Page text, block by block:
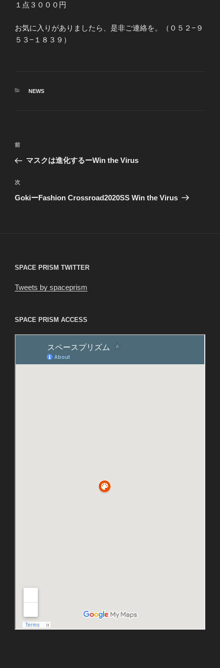
１点３０００円
お気に入りがありましたら、是非ご連絡を。（０５２−９
５３−１８３９）
カ
NEWS
投
ナ
ビ
ゲ
前
の
稿
前
マスクは進化するーWin the Virus
次
の
次
GokiーFashion Crossroad2020SS Win the Virus
SPACE PRISM TWITTER
Tweets by spaceprism
SPACE PRISM ACCESS